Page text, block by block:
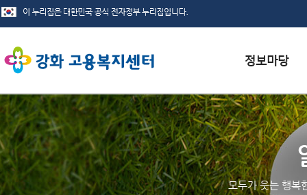
서식자료실
채용정보
인재정보
관련사이트
모두가 웃는 행복